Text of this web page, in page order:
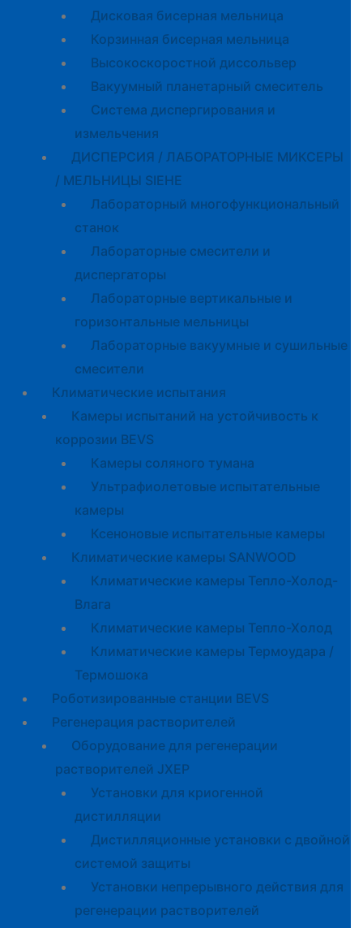
Дисковая бисерная мельница
Корзинная бисерная мельница
Высокоскоростной диссольвер
Вакуумный планетарный смеситель
Система диспергирования и
измельчения
ДИСПЕРСИЯ / ЛАБОРАТОРНЫЕ МИКСЕРЫ
/ МЕЛЬНИЦЫ SIEHE
Лабораторный многофункциональный
станок
Лабораторные смесители и
диспергаторы
Лабораторные вертикальные и
горизонтальные мельницы
Лабораторные вакуумные и сушильные
смесители
Климатические испытания
Камеры испытаний на устойчивость к
коррозии BEVS
Камеры соляного тумана
Ультрафиолетовые испытательные
камеры
Ксеноновые испытательные камеры
Климатические камеры SANWOOD
Климатические камеры Тепло-Холод-
Влага
Климатические камеры Тепло-Холод
Климатические камеры Термоудара /
Термошока
Роботизированные станции BEVS
Регенерация растворителей
Оборудование для регенерации
растворителей JXEP
Установки для криогенной
дистилляции
Дистилляционные установки с двойной
системой защиты
Установки непрерывного действия для
регенерации растворителей